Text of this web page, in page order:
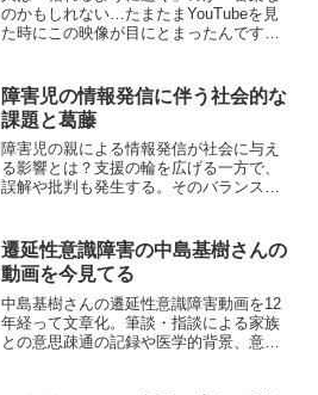
のかもしれない…たまたまYouTubeを見
た時にこの映像が目にとまったんですよ
初はスタッフかと思っていたら、主役の
吉永小百合さんだっ...
障害児の情報発信に伴う社会的な
課題と葛藤
障害児の親による情報発信が社会に与え
る影響とは？支援の輪を広げる一方で、
誤解や批判も発生する。そのバランスと
遷延性意識障害の中島基樹さんの
動画を今見てる
中島基樹さんの遷延性意識障害動画を12
年経って文章化。筆談・指談による家族
との意思疎通の記録や医学的背景、意識